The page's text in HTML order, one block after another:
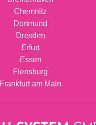
Chemnitz
Dortmund
Dresden
Erfurt
Essen
Flensburg
Frankfurt am Main